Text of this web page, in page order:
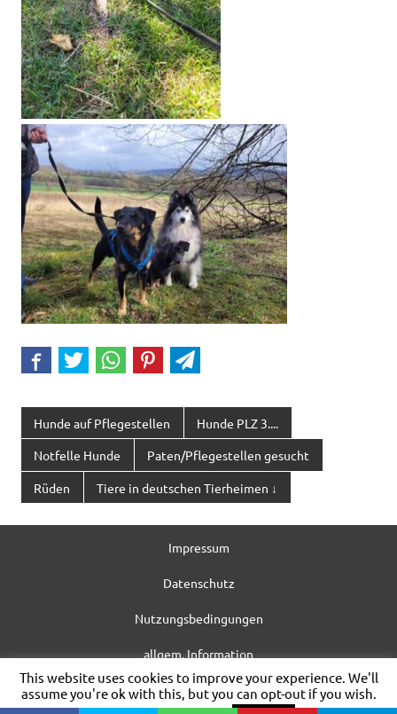
Hunde auf Pflegestellen Hunde PLZ 3....
Notfelle Hunde Paten/Pflegestellen gesucht
Rüden Tiere in deutschen Tierheimen ↓
Impressum
Datenschutz
Nutzungsbedingungen
allgem. Information
WordPress-Theme: Dynamic News von ThemeZee.
This website uses cookies to improve your experience. We'll
assume you're ok with this, but you can opt-out if you wish.